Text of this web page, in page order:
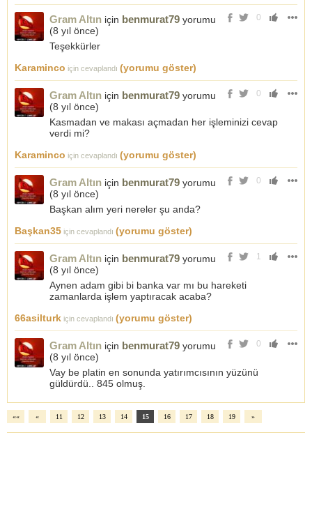
0
Gram Altın için benmurat79 yorumu
(8 yıl önce)
Teşekkürler
Karaminco için cevaplandı (yorumu göster)
0
Gram Altın için benmurat79 yorumu
(8 yıl önce)
Kasmadan ve makası açmadan her işleminizi cevap
verdi mi?
Karaminco için cevaplandı (yorumu göster)
0
Gram Altın için benmurat79 yorumu
(8 yıl önce)
Başkan alım yeri nereler şu anda?
Başkan35 için cevaplandı (yorumu göster)
1
Gram Altın için benmurat79 yorumu
(8 yıl önce)
Aynen adam gibi bi banka var mı bu hareketi
zamanlarda işlem yaptıracak acaba?
66asilturk için cevaplandı (yorumu göster)
0
Gram Altın için benmurat79 yorumu
(8 yıl önce)
Vay be platin en sonunda yatırımcısının yüzünü
güldürdü.. 845 olmuş.
«« « 11 12 13 14 15 16 17 18 19 »